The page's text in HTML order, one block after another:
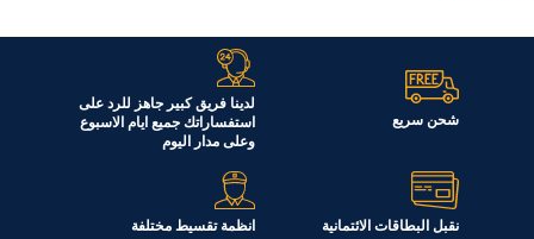
شحن سريع
لدينا فريق كبير جاهز للرد على
استفساراتك جميع ايام الاسبوع
وعلى مدار اليوم
نقبل البطاقات الائتمانية انظمة تقسيط مختلفة